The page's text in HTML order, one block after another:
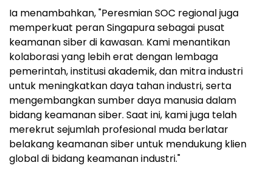
Ia menambahkan, "Peresmian SOC regional juga
memperkuat peran Singapura sebagai pusat
keamanan siber di kawasan. Kami menantikan
kolaborasi yang lebih erat dengan lembaga
pemerintah, institusi akademik, dan mitra industri
untuk meningkatkan daya tahan industri, serta
mengembangkan sumber daya manusia dalam
bidang keamanan siber. Saat ini, kami juga telah
merekrut sejumlah profesional muda berlatar
belakang keamanan siber untuk mendukung klien
global di bidang keamanan industri."